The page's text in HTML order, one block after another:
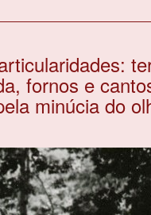
fornos e
minúcia do